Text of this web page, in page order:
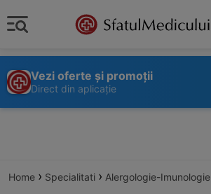
Vezi oferte și promoții
Direct din aplicație
Home › Specialitati › Alergologie-Imunologie